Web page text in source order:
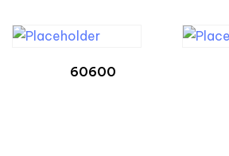
60600